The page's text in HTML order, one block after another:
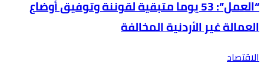
“العمل”: 53 يوما متبقية لقوننة وتوفيق أوضاع
العمالة غير الأردنية المخالفة
الاقتصاد